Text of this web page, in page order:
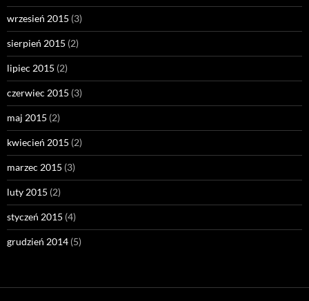
wrzesień 2015 (3)
sierpień 2015 (2)
lipiec 2015 (2)
czerwiec 2015 (3)
maj 2015 (2)
kwiecień 2015 (2)
marzec 2015 (3)
luty 2015 (2)
styczeń 2015 (4)
grudzień 2014 (5)